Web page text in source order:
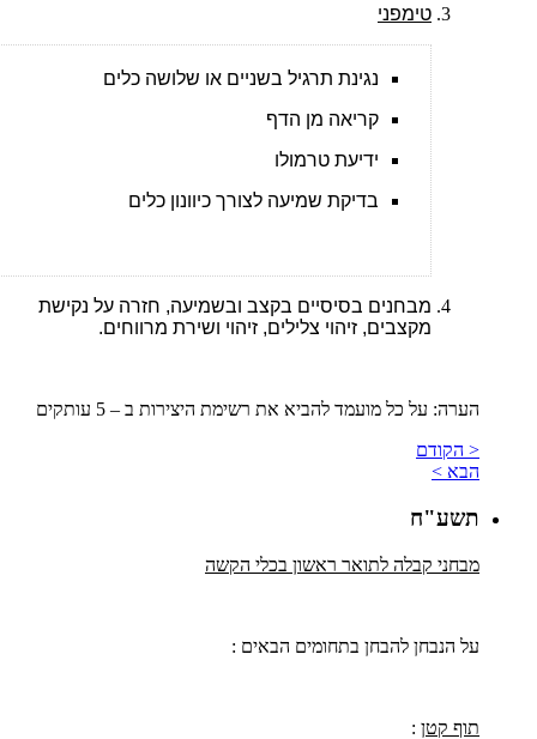
טימפני
נגינת תרגיל בשניים או שלושה כלים
קריאה מן הדף
ידיעת טרמולו
בדיקת שמיעה לצורך כיוונון כלים
מבחנים בסיסיים בקצב ובשמיעה, חזרה על נקישת
מקצבים, זיהוי צלילים, זיהוי ושירת מרווחים.
הערה: על כל מועמד להביא את רשימת היצירות ב – 5 עותקים
< הקודם
הבא >
תשע"ח
מבחני קבלה לתואר ראשון בכלי הקשה
על הנבחן להבחן בתחומים הבאים :
תוף קטן :